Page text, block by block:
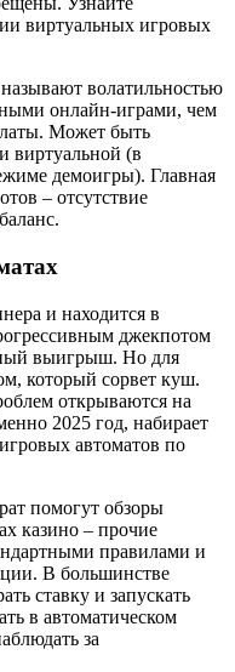
виртуальных игровых
волатильностью
онлайн-играми, чем
Может быть
виртуальной (в
демоигры). Главная
– отсутствие
и находится в
джекпотом
выигрыш. Но для
который сорвет куш.
открываются на
2025 год, набирает
автоматов по
помогут обзоры
казино – прочие
правилами и
В большинстве
ставку и запускать
в автоматическом
за